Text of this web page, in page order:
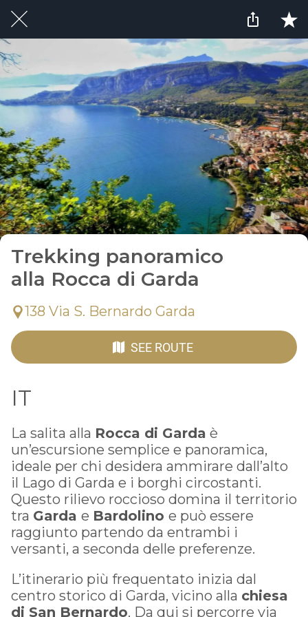
Trekking panoramico
alla Rocca di Garda
138 Via S. Bernardo Garda
SEE ROUTE
IT
La salita alla Rocca di Garda è
un’escursione semplice e panoramica,
ideale per chi desidera ammirare dall’alto
il Lago di Garda e i borghi circostanti.
Questo rilievo roccioso domina il territorio
tra Garda e Bardolino e può essere
raggiunto partendo da entrambi i
versanti, a seconda delle preferenze.
L’itinerario più frequentato inizia dal
centro storico di Garda, vicino alla chiesa
di San Bernardo. Da qui si percorre via